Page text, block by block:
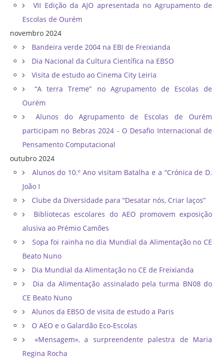
VII Edição da AJO apresentada no Agrupamento de
Escolas de Ourém
novembro 2024
Bandeira verde 2004 na EBI de Freixianda
Dia Nacional da Cultura Científica na EBSO
Visita de estudo ao Cinema City Leiria
“A terra Treme” no Agrupamento de Escolas de
Ourém
Alunos do Agrupamento de Escolas de Ourém
participam no Bebras 2024 - O Desafio Internacional de
Pensamento Computacional
outubro 2024
Alunos do 10.º Ano visitam Batalha e a “Crónica de D.
João I
Clube da Diversidade para “Desatar nós, Criar laços”
Bibliotecas escolares do AEO promovem exposição
alusiva ao Prémio Camões
Sopa foi rainha no dia Mundial da Alimentação no CE
Beato Nuno
Dia Mundial da Alimentação no CE de Freixianda
Dia da Alimentação assinalado pela turma BN08 do
CE Beato Nuno
Alunos da EBSO de visita de estudo a Paris
O AEO e o Galardão Eco-Escolas
«Mensagem», a surpreendente palestra de Maria
Regina Rocha